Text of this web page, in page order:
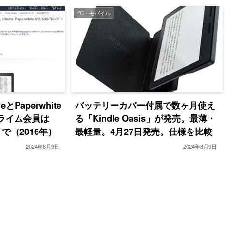
とPaperwhite
イム会員は
（2016年）
2024年8月9日
PC・モバイル
バッテリーカバー付属で数ヶ月使え
る「Kindle Oasis」が発売。最薄・
最軽量。4月27日発売。仕様を比較
2024年8月9日